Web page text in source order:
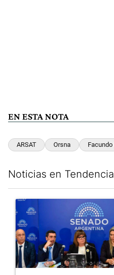
EN ESTA NOTA
ARSAT Orsna Facundo
Noticias en Tendencia
Un artículo de tendencia